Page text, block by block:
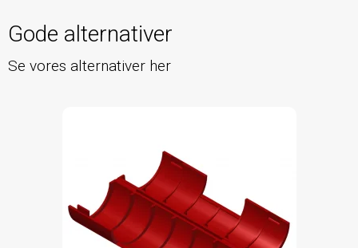
Gode alternativer
Se vores alternativer her